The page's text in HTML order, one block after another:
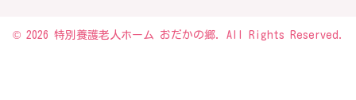
© 2026 特別養護老人ホーム おだかの郷. All Rights Reserved.